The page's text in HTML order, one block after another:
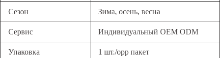
Сезон Зима, осень, весна
Сервис Индивидуальный OEM ODM
Упаковка 1 шт./opp пакет